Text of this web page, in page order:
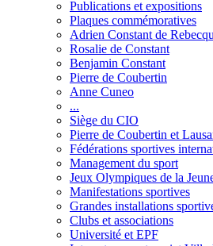
Publications et expositions
Plaques commémoratives
Adrien Constant de
Rosalie de Constant
Benjamin Constant
Pierre de Coubertin
Anne Cuneo
...
Siège du CIO
Pierre de Coubertin et
Fédérations sportives
Management du sport
Jeux Olympiques de la
Manifestations sportives
Grandes installations
Clubs et associations
Université et EPF